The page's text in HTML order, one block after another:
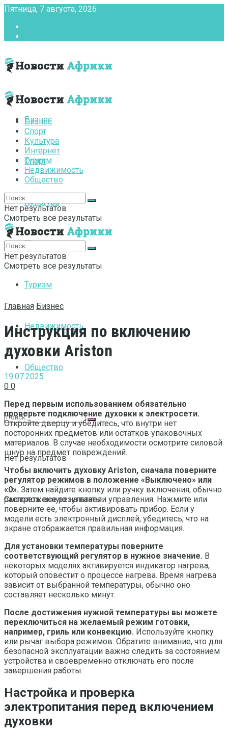
Пятница, 7 августа, 2026
Бизнес
Спорт
Культура
Интернет
Туризм
Недвижимость
Общество
Нет результатов
Смотреть все результаты
Бизнес
Спорт
Культура
Интернет
Туризм
Недвижимость
Общество
Нет результатов
Смотреть все результаты
Нет результатов
Смотреть все результаты
Главная Бизнес
Инструкция по включению
духовки Ariston
19.07.2025
0 0
Перед первым использованием обязательно
проверьте подключение духовки к электросети.
Откройте дверцу и убедитесь, что внутри нет
посторонних предметов или остатков упаковочных
материалов. В случае необходимости осмотрите силовой
шнур на предмет повреждений.
Чтобы включить духовку Ariston, сначала поверните
регулятор режимов в положение «Выключено» или
«0». Затем найдите кнопку или ручку включения, обычно
расположенную на панели управления. Нажмите или
поверните её, чтобы активировать прибор. Если у
модели есть электронный дисплей, убедитесь, что на
экране отображается правильная информация.
Для установки температуры поверните
соответствующий регулятор в нужное значение. В
некоторых моделях активируется индикатор нагрева,
который оповестит о процессе нагрева. Время нагрева
зависит от выбранной температуры, обычно оно
составляет несколько минут.
После достижения нужной температуры вы можете
переключиться на желаемый режим готовки,
например, гриль или конвекцию. Используйте кнопку
или рычаг выбора режимов. Обратите внимание, что для
безопасной эксплуатации важно следить за состоянием
устройства и своевременно отключать его после
завершения работы.
Настройка и проверка
электропитания перед включением
духовки